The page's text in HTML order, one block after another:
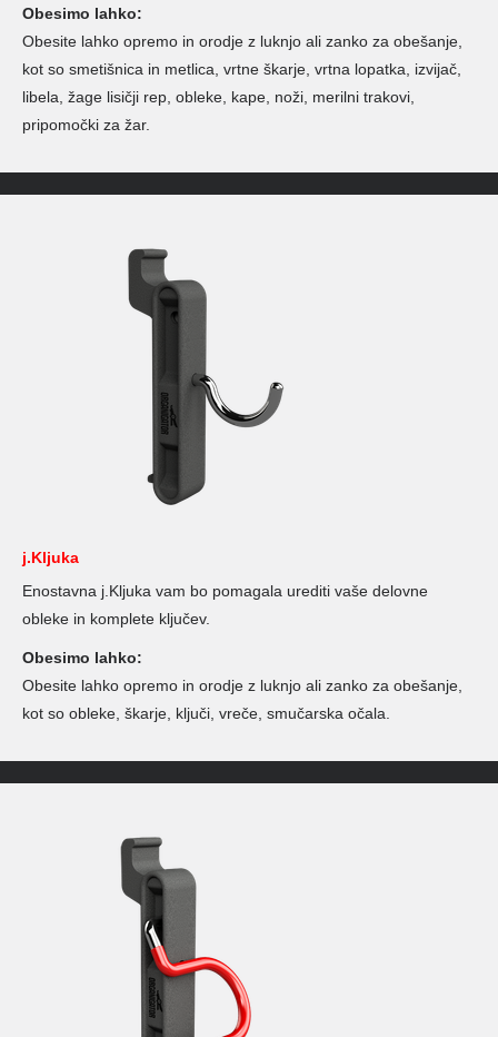
Obesimo lahko:
Obesite lahko opremo in orodje z luknjo ali zanko za obešanje,
kot so smetišnica in metlica, vrtne škarje, vrtna lopatka, izvijač,
libela, žage lisičji rep, obleke, kape, noži, merilni trakovi,
pripomočki za žar.
j.Kljuka
Enostavna j.Kljuka vam bo pomagala urediti vaše delovne
obleke in komplete ključev.
Obesimo lahko:
Obesite lahko opremo in orodje z luknjo ali zanko za obešanje,
kot so obleke, škarje, ključi, vreče, smučarska očala.